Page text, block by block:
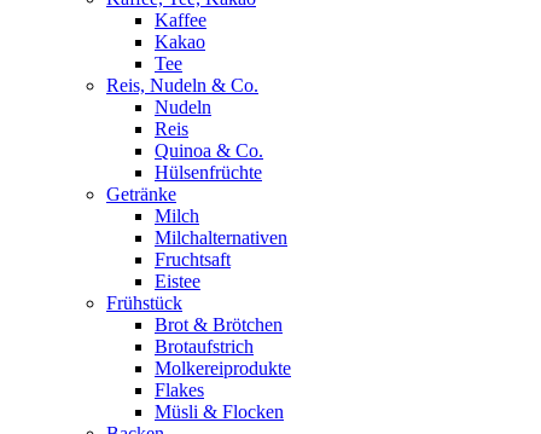
Kaffee
Kakao
Tee
Reis, Nudeln & Co.
Nudeln
Reis
Quinoa & Co.
Hülsenfrüchte
Getränke
Milch
Milchalternativen
Fruchtsaft
Eistee
Frühstück
Brot & Brötchen
Brotaufstrich
Molkereiprodukte
Flakes
Müsli & Flocken